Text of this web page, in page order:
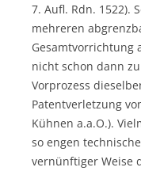
7. Aufl. Rdn. 1522).
mehreren
Gesamtvorrichtung
nicht schon dann
Vorprozess
Patentverletzung
Kühnen a.a.O.).
so engen
vernünftiger Weise